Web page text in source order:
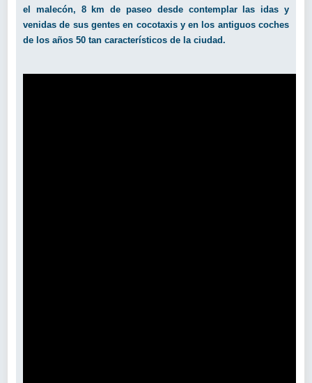
el malecón, 8 km de paseo desde contemplar las idas y
venidas de sus gentes en cocotaxis y en los antiguos coches
de los años 50 tan característicos de la ciudad.